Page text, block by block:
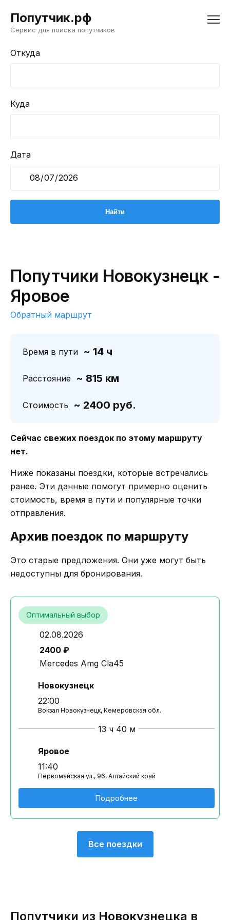
Попутчик.рф
Сервис для поиска попутчиков
Откуда
Куда
Дата
Попутчики Новокузнецк -
Яровое
Обратный маршрут
Время в пути ~ 14 ч
Расстояние ~ 815 км
Стоимость ~ 2400 руб.
Сейчас свежих поездок по этому маршруту
нет.
Ниже показаны поездки, которые встречались
ранее. Эти данные помогут примерно оценить
стоимость, время в пути и популярные точки
отправления.
Архив поездок по маршруту
Это старые предложения. Они уже могут быть
недоступны для бронирования.
Оптимальный выбор
02.08.2026
2400 ₽
Mercedes Amg Cla45
Новокузнецк
22:00
Вокзал Новокузнецк, Кемеровская обл.
13 ч 40 м
Яровое
11:40
Первомайская ул., 96, Алтайский край
Подробнее
Все поездки
Попутчики из Новокузнецка в